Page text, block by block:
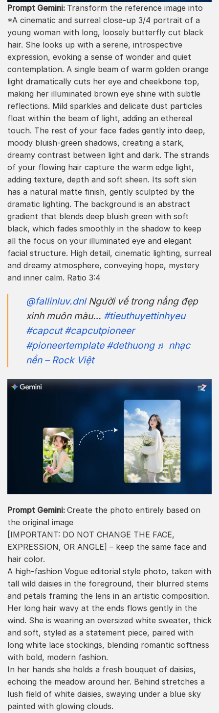
Prompt Gemini: Transform the reference image into
*A cinematic and surreal close-up 3/4 portrait of a
young woman with long, loosely butterfly cut black
hair. She looks up with a serene, introspective
expression, evoking a sense of wonder and quiet
contemplation. A single beam of warm golden orange
light dramatically cuts her eye and cheekbone top,
making her illuminated brown eye shine with subtle
reflections. Mild sparkles and delicate dust particles
float within the beam of light, adding an ethereal
touch. The rest of your face fades gently into deep,
moody bluish-green shadows, creating a stark,
dreamy contrast between light and dark. The strands
of your flowing hair capture the warm edge light,
adding texture, depth and soft sheen. Its soft skin
has a natural matte finish, gently sculpted by the
dramatic lighting. The background is an abstract
gradient that blends deep bluish green with soft
black, which fades smoothly in the shadow to keep
all the focus on your illuminated eye and elegant
facial structure. High detail, cinematic lighting, surreal
and dreamy atmosphere, conveying hope, mystery
and inner calm. Ratio 3:4
@fallinluv.dnlNgười về trong nắng đẹp
xinh muôn màu… #tieuthuyettinhyeu
#capcut #capcutpioneer
#pioneertemplate #dethuong ♬ nhạc
nền – Rock Việt
Prompt Gemini: Create the photo entirely based on
the original image
[IMPORTANT: DO NOT CHANGE THE FACE,
EXPRESSION, OR ANGLE] – keep the same face and
hair color.
A high-fashion Vogue editorial style photo, taken with
tall wild daisies in the foreground, their blurred stems
and petals framing the lens in an artistic composition.
Her long hair wavy at the ends flows gently in the
wind. She is wearing an oversized white sweater, thick
and soft, styled as a statement piece, paired with
long white lace stockings, blending romantic softness
with bold, modern fashion.
In her hands she holds a fresh bouquet of daisies,
echoing the meadow around her. Behind stretches a
lush field of white daisies, swaying under a blue sky
painted with glowing clouds.